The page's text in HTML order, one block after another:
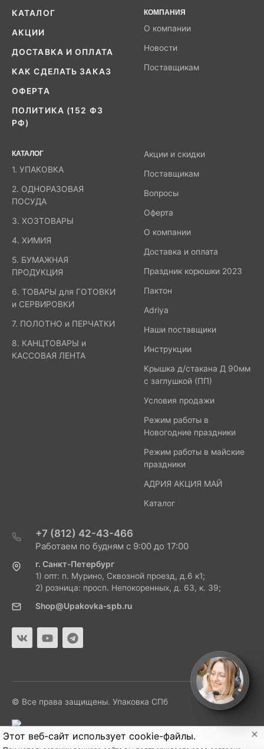
Этот веб-сайт использует cookie-файлы.
КАТАЛОГ
АКЦИИ
ДОСТАВКА И ОПЛАТА
КАК СДЕЛАТЬ ЗАКАЗ
ОФЕРТА
ПОЛИТИКА (152 ФЗ
РФ)
КОМПАНИЯ
О компании
Новости
Поставщикам
КАТАЛОГ
1. УПАКОВКА
2. ОДНОРАЗОВАЯ
ПОСУДА
3. ХОЗТОВАРЫ
4. ХИМИЯ
5. БУМАЖНАЯ
ПРОДУКЦИЯ
6. ТОВАРЫ для ГОТОВКИ
и СЕРВИРОВКИ
7. ПОЛОТНО и ПЕРЧАТКИ
8. КАНЦТОВАРЫ и
КАССОВАЯ ЛЕНТА
Акции и скидки
Поставщикам
Вопросы
Оферта
О компании
Доставка и оплата
Праздник корюшки 2023
Пактон
Adriya
Наши поставщики
Инструкции
Крышка д/стакана Д 90мм
с заглушкой (ПП)
Условия продажи
Режим работы в
Новогодние праздники
Режим работы в майские
праздники
АДРИЯ АКЦИЯ МАЙ
Каталог
+7 (812) 42-43-466
Работаем по будням с 9:00 до 17:00
г. Санкт-Петербург
1) опт: п. Мурино, Сквозной проезд, д.6 к1;
2) розница: просп. Непокоренных, д. 63, к. 39;
Shop@Upakovka-spb.ru
© Все права защищены. Упаковка СПб